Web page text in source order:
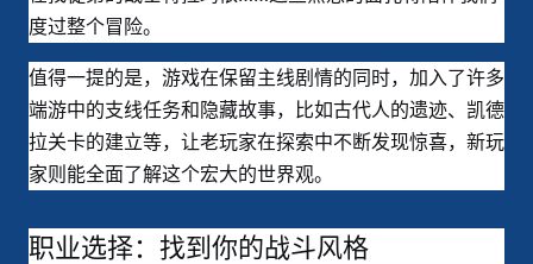
度过整个冒险。
值得一提的是，游戏在保留主线剧情的同时，加入了许多
端游中的支线任务和隐藏故事，比如古代人的遗迹、凯德
拉关卡的建立等，让老玩家在探索中不断发现惊喜，新玩
家则能全面了解这个宏大的世界观。
职业选择：找到你的战斗风格